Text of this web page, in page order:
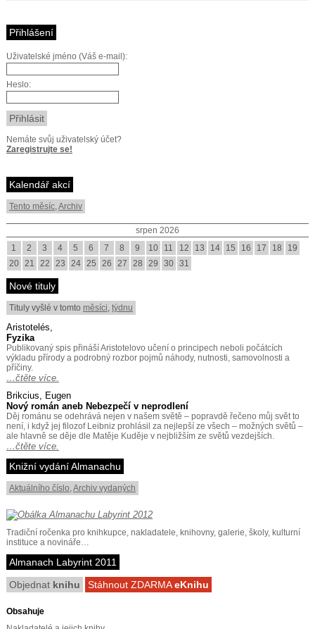
Přihlášení
Uživatelské jméno (Váš e-mail):
Heslo:
Nemáte svůj uživatelský účet?
Zaregistrujte se!
Kalendář akcí
Tento měsíc,Archiv
srpen 2026
1
2 3 4 5 6 7 8 9 10 11 12 13 14 15 16 17 18
19
20 21 22 23 24 25 26 27 28 29 30 31
Nové tituly
Tituly vyšlé v tomto měsíci, týdnu
Aristotelés,
Fyzika
Publikovaný spis přináší Aristotelovo učení o principech neboli počátcích
výkladu přírody a podrobný rozbor pojmů náhody, nutnosti, samovolnosti a
příčiny.
…čtěte více.
Brikcius, Eugen
Nový román aneb Nebezpečí v neprodlení
Děj románu se odehrává nejen v našem světě – popravdě řečeno můj svět to
není, i když jej filozof Leibniz prohlásil za nejlepší ze všech – možných světů –
ale hlavně se děje dle Matěje Kuděje v nejbližším ze světů vezdejších.
…čtěte více.
Knižní vydání Almanachu
Aktuálního číslo,Archiv vydaných
Tradiční ročenka pro knihkupce, nakladatele, knihovny, galerie, školy, kulturní
instituce a novináře…
Almanach Labyrint 2011
Objednat knihu Stáhnout ZDARMAeKnihu
Obsahuje